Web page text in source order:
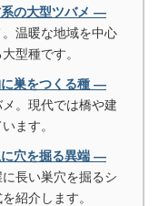
の大型ツバメ ―
温暖な地域を中心
型種です。
巣をつくる種 ―
。現代では橋や建
ます。
穴を掘る異端 ―
長い巣穴を掘るシ
紹介します。